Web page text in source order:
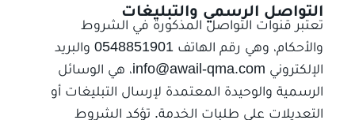
التواصل الرسمي والتبليغات
تعتبر قنوات التواصل المذكورة في الشروط
والأحكام، وهي رقم الهاتف 0548851901 والبريد
الإلكتروني info@awail-qma.com، هي الوسائل
الرسمية والوحيدة المعتمدة لإرسال التبليغات أو
التعديلات على طلبات الخدمة. تؤكد الشروط